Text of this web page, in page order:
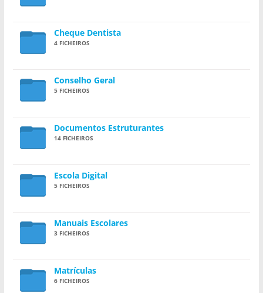
Cheque Dentista
4 FICHEIROS
Conselho Geral
5 FICHEIROS
Documentos Estruturantes
14 FICHEIROS
Escola Digital
5 FICHEIROS
Manuais Escolares
3 FICHEIROS
Matrículas
6 FICHEIROS